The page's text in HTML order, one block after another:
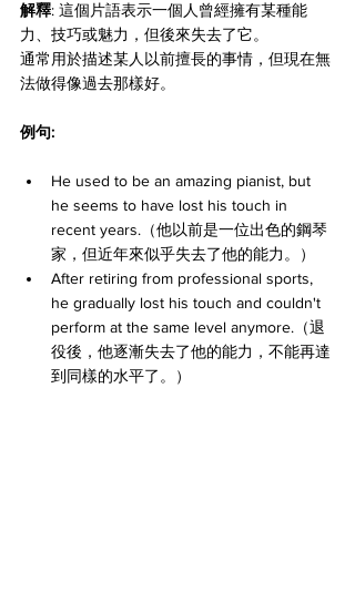
解釋: 這個片語表示一個人曾經擁有某種能
力、技巧或魅力，但後來失去了它。
通常用於描述某人以前擅長的事情，但現在無
法做得像過去那樣好。
例句:
He used to be an amazing pianist, but
he seems to have lost his touch in
recent years.（他以前是一位出色的鋼琴
家，但近年來似乎失去了他的能力。）
After retiring from professional sports,
he gradually lost his touch and couldn't
perform at the same level anymore.（退
役後，他逐漸失去了他的能力，不能再達
到同樣的水平了。）